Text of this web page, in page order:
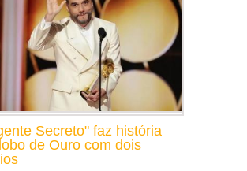
Secreto" faz história
de Ouro com dois